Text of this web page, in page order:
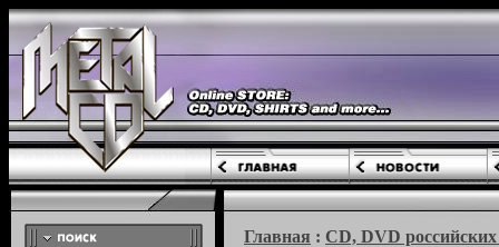
Главная : CD, DVD